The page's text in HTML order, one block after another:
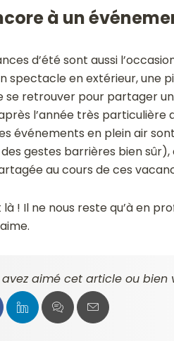
à un
d’été sont aussi
spectacle en extérieur, une
se retrouver pour partager
l’année très particulière
événements en plein air
gestes barrières bien
au cours de ces
là ! Il ne nous reste qu’à en
avez aimé cet article ou bien